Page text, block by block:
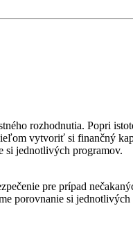
rozhodnutia. Popri
vytvoriť si finančný
si jednotlivých programov.
pre prípad
porovnanie si